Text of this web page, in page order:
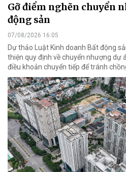
Gỡ điểm nghẽn chuyển
động sản
07/08/2026 16:05
Dự thảo Luật Kinh doanh Bất động
thiện quy định về chuyển nhượng dự
điều khoản chuyển tiếp để tránh